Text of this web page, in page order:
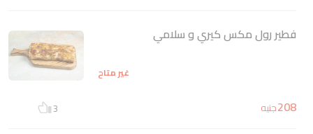
فطير رول مكس كيري و سلامي
غير متاح
208جنيه 3